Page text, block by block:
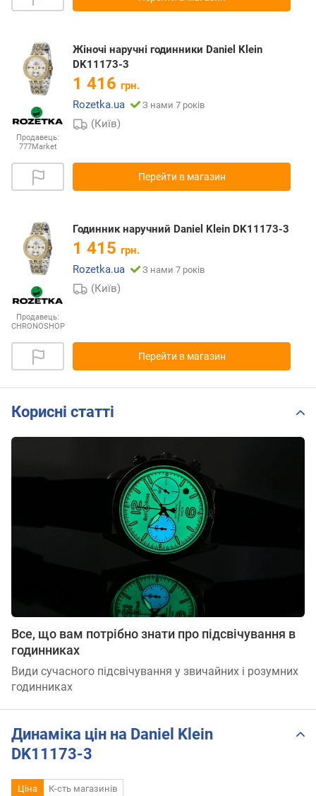
Продавець:
777Market
Жіночі наручні годинники Daniel Klein
DK11173-3
1 416 грн.
Rozetka.ua
З нами 7 років
(Київ)
Перейти в магазин
Продавець:
CHRONOSHOP
Годинник наручний Daniel Klein DK11173-3
1 415 грн.
Rozetka.ua
З нами 7 років
(Київ)
Перейти в магазин
Корисні статті
Все, що вам потрібно знати про підсвічування в
годинниках
Види сучасного підсвічування у звичайних і розумних
годинниках
Динаміка цін на Daniel Klein
DK11173-3
Ціна К-сть магазинів